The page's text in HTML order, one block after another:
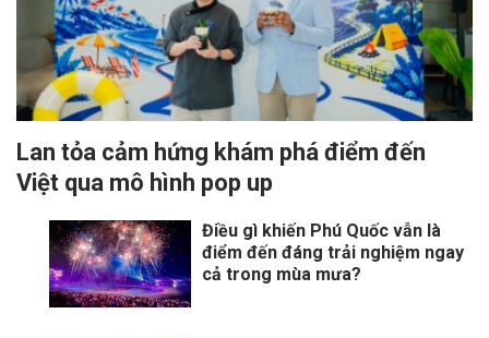
Lan tỏa cảm hứng khám phá điểm đến
Việt qua mô hình pop up
Điều gì khiến Phú Quốc vẫn là
điểm đến đáng trải nghiệm ngay
cả trong mùa mưa?